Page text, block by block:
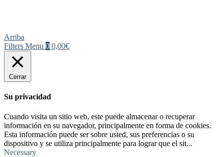
Arriba
Filters Menu 0 0,00€
Cerrar
Su privacidad
Cuando visita un sitio web, este puede almacenar o recuperar
información en su navegador, principalmente en forma de cookies.
Esta información puede ser sobre usted, sus preferencias o su
dispositivo y se utiliza principalmente para lograr que el sit...
Necessary